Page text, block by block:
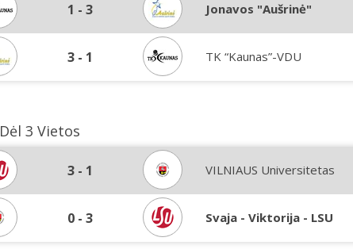
1 - 3 Jonavos "Aušrinė"
3 - 1 TK “Kaunas”-VDU
Dėl 3 Vietos
3 - 1 VILNIAUS Universitetas
0 - 3 Svaja - Viktorija - LSU